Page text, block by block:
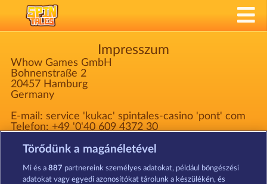
Impresszum
Whow Games GmbH
Bohnenstraße 2
20457 Hamburg
Germany
E-mail: service 'kukac' spintales-casino 'pont' com
Telefon: +49 '0'40 609 4372 30
Marketinggel kapcsolatos izgalmas kérdéseidet és
kéréseidet a következő e-mail-címre küldheted:
marketing 'at' whow 'dot' net
Törődünk a magánéletével
Mi és a887 partnereink személyes adatokat, például böngészési
adatokat vagy egyedi azonosítókat tárolunk a készülékén, és